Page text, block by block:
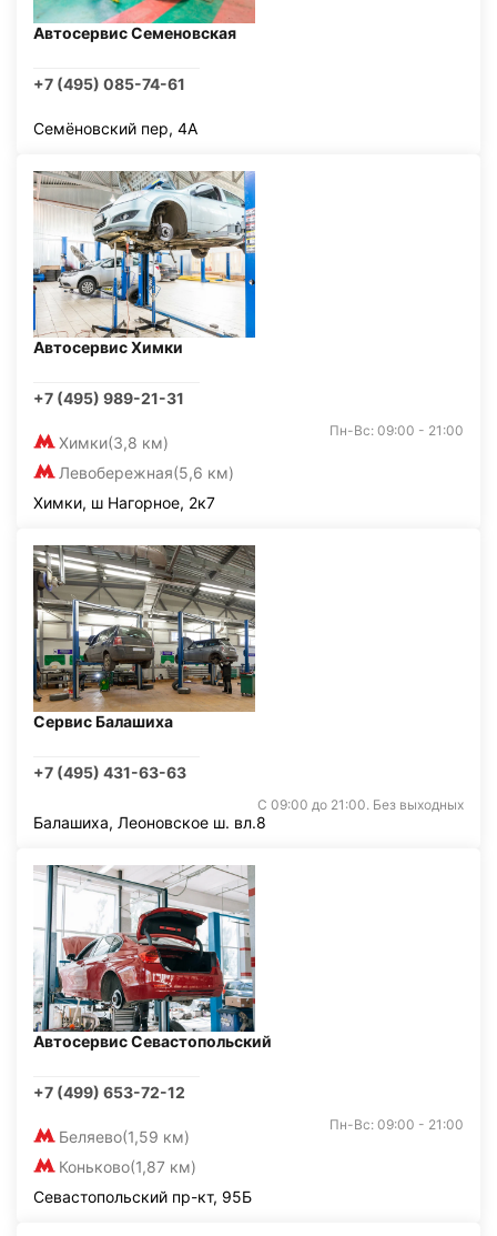
Автосервис Семеновская
+7 (495) 085-74-61
Семёновский пер, 4А
Автосервис Химки
+7 (495) 989-21-31
Химки(3,8 км)
Левобережная(5,6 км)
Пн-Вс: 09:00 - 21:00
Химки, ш Нагорное, 2к7
Сервис Балашиха
+7 (495) 431-63-63
С 09:00 до 21:00. Без выходных
Балашиха, Леоновское ш. вл.8
Автосервис Севастопольский
+7 (499) 653-72-12
Беляево(1,59 км)
Коньково(1,87 км)
Пн-Вс: 09:00 - 21:00
Севастопольский пр-кт, 95Б